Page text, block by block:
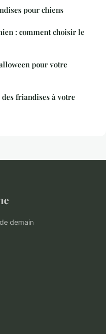
pour chiens
: comment choisir le
pour votre
friandises à votre
demain